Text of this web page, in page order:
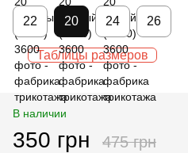
22 20 24 26
Таблицы размеров
В наличии
350 грн 475 грн